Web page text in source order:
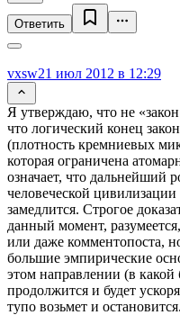
Ответить
vxsw21 июл 2012 в 12:29
Я утверждаю, что не
что логический конец
(плотность кремниевых
которая ограничена
означает, что дальнейший
человеческой
замедлится. Строгое
данный момент,
или даже комментопоста,
большие эмпирические
этом направлении (в
продолжится и будет
тупо возьмет и остановится.